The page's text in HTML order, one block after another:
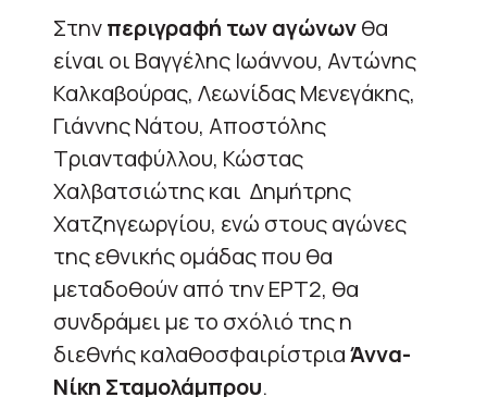
Στηνπεριγραφή των αγώνωνθα
είναι οι Βαγγέλης Ιωάννου, Αντώνης
Καλκαβούρας, Λεωνίδας Μενεγάκης,
Γιάννης Νάτου, Αποστόλης
Τριανταφύλλου, Κώστας
Χαλβατσιώτης και Δημήτρης
Χατζηγεωργίου, ενώ στους αγώνες
της εθνικής ομάδας που θα
μεταδοθούν από την ΕΡΤ2, θα
συνδράμει με το σχόλιό της η
διεθνής καλαθοσφαιρίστριαΆννα-
Νίκη Σταμολάμπρου.